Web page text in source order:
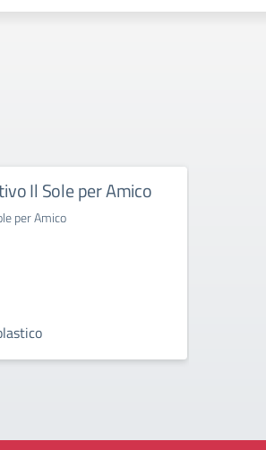
Il Sole per Amico
per Amico